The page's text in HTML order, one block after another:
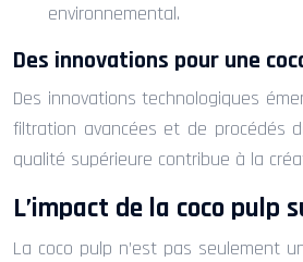
environnemental.
Des innovations pour une
Des innovations technologiques
filtration avancées et de procédés
qualité supérieure contribue à la
L’impact de la coco pulp
La coco pulp n’est pas seulement